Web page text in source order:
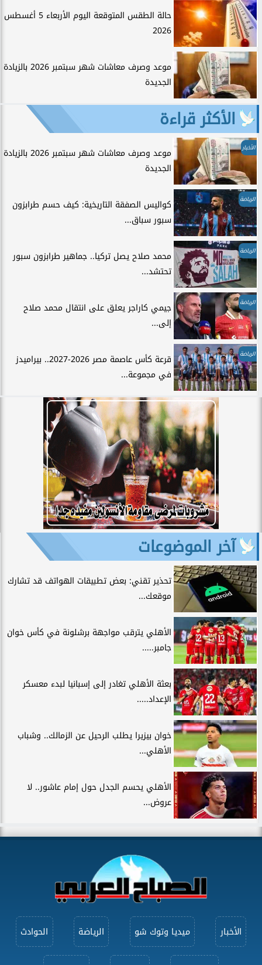
حالة الطقس المتوقعة اليوم الأربعاء 5 أغسطس
2026
موعد وصرف معاشات شهر سبتمبر 2026 بالزيادة
الجديدة
الأكثر قراءة
الأخبار
موعد وصرف معاشات شهر سبتمبر 2026 بالزيادة
الجديدة
الرياضة
كواليس الصفقة التاريخية: كيف حسم طرابزون
سبور سباق...
الرياضة
محمد صلاح يصل تركيا.. جماهير طرابزون سبور
تحتشد...
الرياضة
جيمي كاراجر يعلق على انتقال محمد صلاح
إلى...
الرياضة
قرعة كأس عاصمة مصر 2026-2027.. بيراميدز
في مجموعة...
آخر الموضوعات
تحذير تقني: بعض تطبيقات الهواتف قد تشارك
موقعك...
الأهلي يترقب مواجهة برشلونة في كأس خوان
جامبر.....
بعثة الأهلي تغادر إلى إسبانيا لبدء معسكر
الإعداد.....
خوان بيزيرا يطلب الرحيل عن الزمالك.. وشباب
الأهلي...
الأهلي يحسم الجدل حول إمام عاشور.. لا
عروض...
الأخبار ميديا وتوك شو الرياضة الحوادث